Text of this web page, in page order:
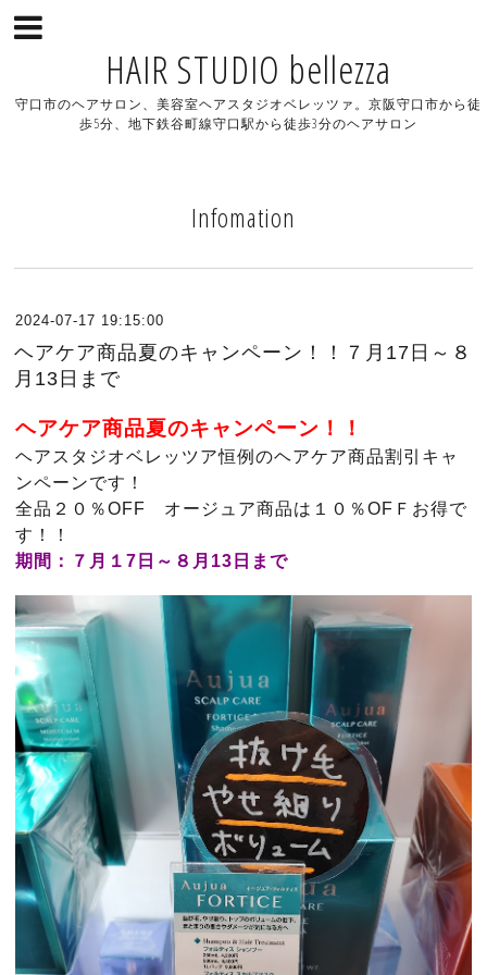
HAIR STUDIO bellezza
守口市のヘアサロン、美容室ヘアスタジオベレッツァ。京阪守口市から徒
歩5分、地下鉄谷町線守口駅から徒歩3分のヘアサロン
Infomation
2024-07-17 19:15:00
ヘアケア商品夏のキャンペーン！！７月17日～８
月13日まで
ヘアケア商品夏のキャンペーン！！
ヘアスタジオベレッツア恒例のヘアケア商品割引キャ
ンペーンです！
全品２０％OFF オージュア商品は１０％OFＦお得で
す！！
期間：７月１7日～８月13日まで